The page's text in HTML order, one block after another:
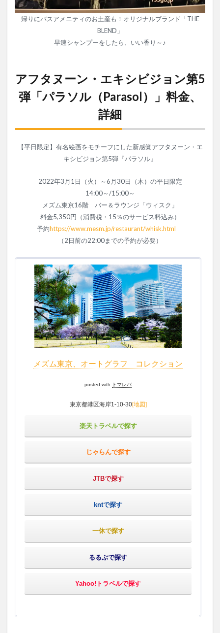
帰りにバスアメニティのお土産も！オリジナルブランド「THE
BLEND」
早速シャンプーをしたら、いい香り～♪
アフタヌーン・エキシビジョン第5
弾「パラソル（Parasol）」料金、
詳細
【平日限定】有名絵画をモチーフにした新感覚アフタヌーン・エ
キシビジョン第5弾『パラソル』
2022年3月1日（火）～6月30日（木）の平日限定
14:00～/15:00～
メズム東京16階 バー＆ラウンジ「ウィスク」
料金5,350円（消費税・15％のサービス料込み）
予約https://www.mesm.jp/restaurant/whisk.html
（2日前の22:00までの予約が必要）
メズム東京、オートグラフ コレクション
posted with トマレバ
東京都港区海岸1-10-30[地図]
楽天トラベルで探す
じゃらんで探す
JTBで探す
kntで探す
一休で探す
るるぶで探す
Yahoo!トラベルで探す